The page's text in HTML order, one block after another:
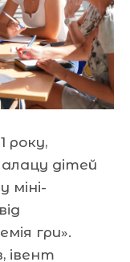
року,
дітей
міні-
гри».
івент